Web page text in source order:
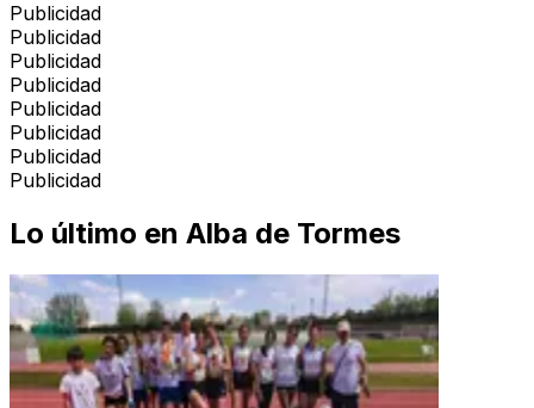
Publicidad
Publicidad
Publicidad
Publicidad
Publicidad
Publicidad
Publicidad
Publicidad
Lo último en Alba de Tormes